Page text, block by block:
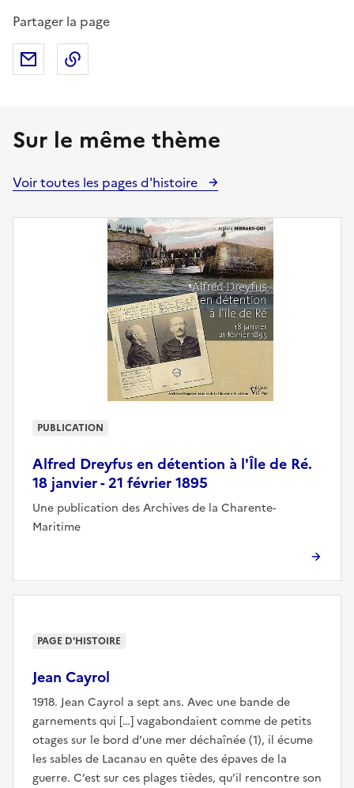
Partager la page
Partager par mail
Sur le même thème
Voir toutes les pages d'histoire
Alfred Dreyfus en détention à l'Île de Ré.
18 janvier - 21 février 1895
Une publication des Archives de la Charente-
Maritime
PUBLICATION
Jean Cayrol
1918. Jean Cayrol a sept ans. Avec une bande de
garnements qui […] vagabondaient comme de petits
otages sur le bord d’une mer déchaînée (1), il écume
les sables de Lacanau en quête des épaves de la
guerre. C’est sur ces plages tièdes, qu’il rencontre son
PAGE D'HISTOIRE